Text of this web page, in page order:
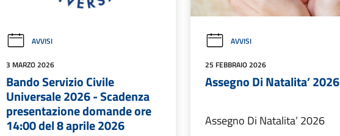
AVVISI
3 MARZO 2026
Bando Servizio Civile
Universale 2026 - Scadenza
presentazione domande ore
14:00 del 8 aprile 2026
AVVISI
25 FEBBRAIO 2026
Assegno Di Natalita’ 2026
Assegno Di Natalita’ 2026